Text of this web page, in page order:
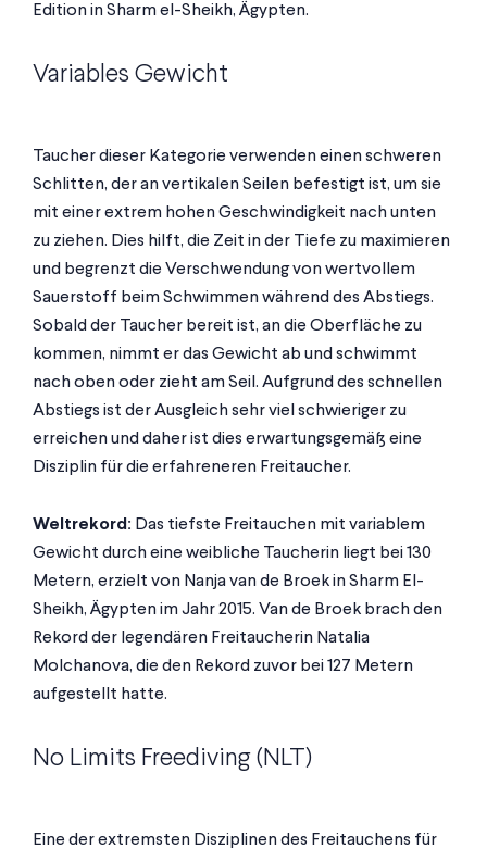
Edition in Sharm el-Sheikh, Ägypten.
Variables Gewicht
Taucher dieser Kategorie verwenden einen schweren
Schlitten, der an vertikalen Seilen befestigt ist, um sie
mit einer extrem hohen Geschwindigkeit nach unten
zu ziehen. Dies hilft, die Zeit in der Tiefe zu maximieren
und begrenzt die Verschwendung von wertvollem
Sauerstoff beim Schwimmen während des Abstiegs.
Sobald der Taucher bereit ist, an die Oberfläche zu
kommen, nimmt er das Gewicht ab und schwimmt
nach oben oder zieht am Seil. Aufgrund des schnellen
Abstiegs ist der Ausgleich sehr viel schwieriger zu
erreichen und daher ist dies erwartungsgemäß eine
Disziplin für die erfahreneren Freitaucher.
Weltrekord: Das tiefste Freitauchen mit variablem
Gewicht durch eine weibliche Taucherin liegt bei 130
Metern, erzielt von Nanja van de Broek in Sharm El-
Sheikh, Ägypten im Jahr 2015. Van de Broek brach den
Rekord der legendären Freitaucherin Natalia
Molchanova, die den Rekord zuvor bei 127 Metern
aufgestellt hatte.
No Limits Freediving (NLT)
Eine der extremsten Disziplinen des Freitauchens für